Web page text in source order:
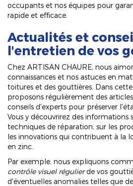
occupants et nos équipes pour
rapide et efficace.
Actualités et
l'entretien de vos
Chez ARTISAN CHAURE, nous
connaissances et nos astuces en
toitures et des gouttières. Dans
proposons régulièrement des
conseils d'experts pour préserver
Vous y découvrirez des informations
techniques de réparation, sur les
les innovations qui contribuent à la
en zinc.
Par exemple, nous expliquons
contrôle visuel régulierde vos
d'éventuelles anomalies telles que